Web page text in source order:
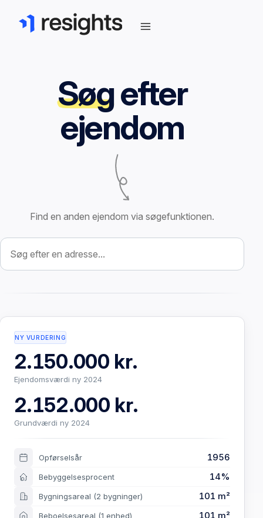
Søgefter
ejendom
Find en anden ejendom via søgefunktionen.
Søg efter ejendom
NY VURDERING
2.150.000 kr.
Ejendomsværdi ny 2024
2.152.000 kr.
Grundværdi ny 2024
Opførselsår 1956
Bebyggelsesprocent 14%
Bygningsareal (2 bygninger) 101 m²
Beboelsesareal (1 enhed) 101 m²